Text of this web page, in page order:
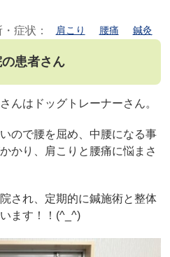
症状： 肩こり 腰痛 鍼灸
患者さん
んはドッグトレーナーさん。
ので腰を屈め、中腰になる事
かり、肩こりと腰痛に悩まさ
され、定期的に鍼施術と整体
ます！！(^_^)